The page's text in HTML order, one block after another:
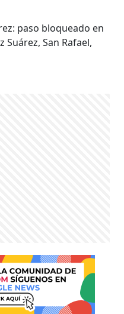
paso bloqueado en
Suárez, San Rafael,